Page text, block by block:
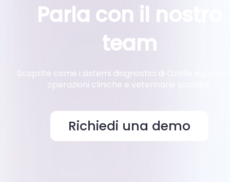
Parla con il nostro
team
Scoprite come i sistemi diagnostici di Ozelle
operazioni cliniche e veterinarie scalabili.
Richiedi una demo